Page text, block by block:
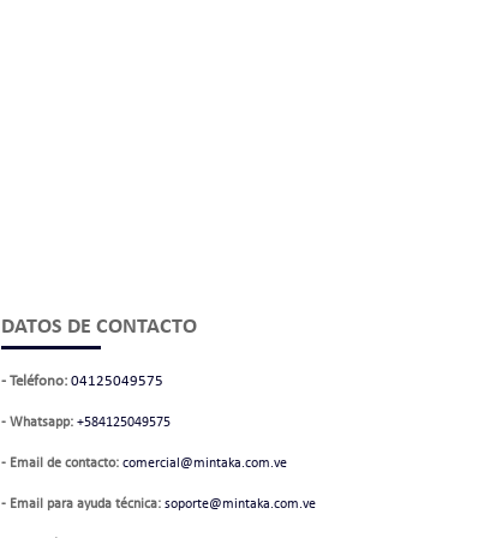
DATOS DE CONTACTO
- Teléfono: 04125049575
- Whatsapp: +584125049575
- Email de contacto: comercial@mintaka.com.ve
- Email para ayuda técnica: soporte@mintaka.com.ve